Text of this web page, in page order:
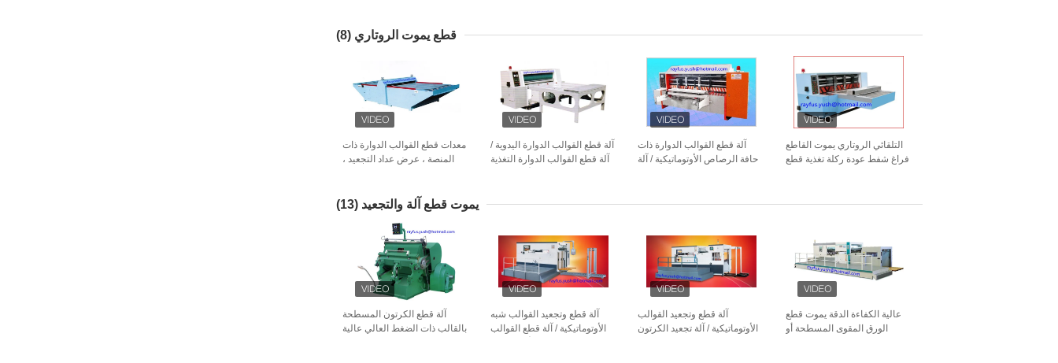
قطع يموت الروتاري (8)
معدات قطع القوالب الدوارة ذات
المنصة ، عرض عداد التجعيد ،
آلة قطع القوالب الدوارة اليدوية /
آلة قطع القوالب الدوارة التغذية
آلة قطع القوالب الدوارة ذات
حافة الرصاص الأوتوماتيكية / آلة
التلقائي الروتاري يموت القاطع
فراغ شفط عودة ركلة تغذية قطع
يموت قطع آلة والتجعيد (13)
آلة قطع الكرتون المسطحة
بالقالب ذات الضغط العالي عالية
آلة قطع وتجعيد القوالب شبه
الأوتوماتيكية / آلة قطع القوالب
آلة قطع وتجعيد القوالب
الأوتوماتيكية / آلة تجعيد الكرتون
عالية الكفاءة الدقة يموت قطع
الورق المقوى المسطحة أو